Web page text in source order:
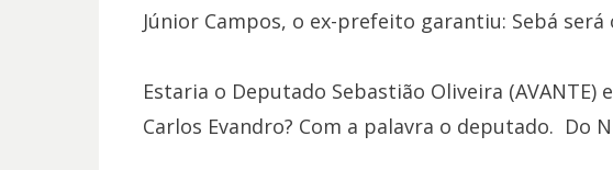
Júnior Campos, o ex-prefeito garantiu: Sebá será
Estaria o Deputado Sebastião Oliveira (AVANTE)
Carlos Evandro? Com a palavra o deputado. Do